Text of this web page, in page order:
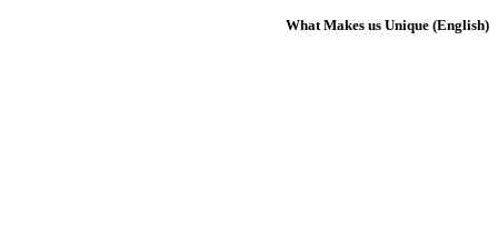
(English) What Makes us Unique